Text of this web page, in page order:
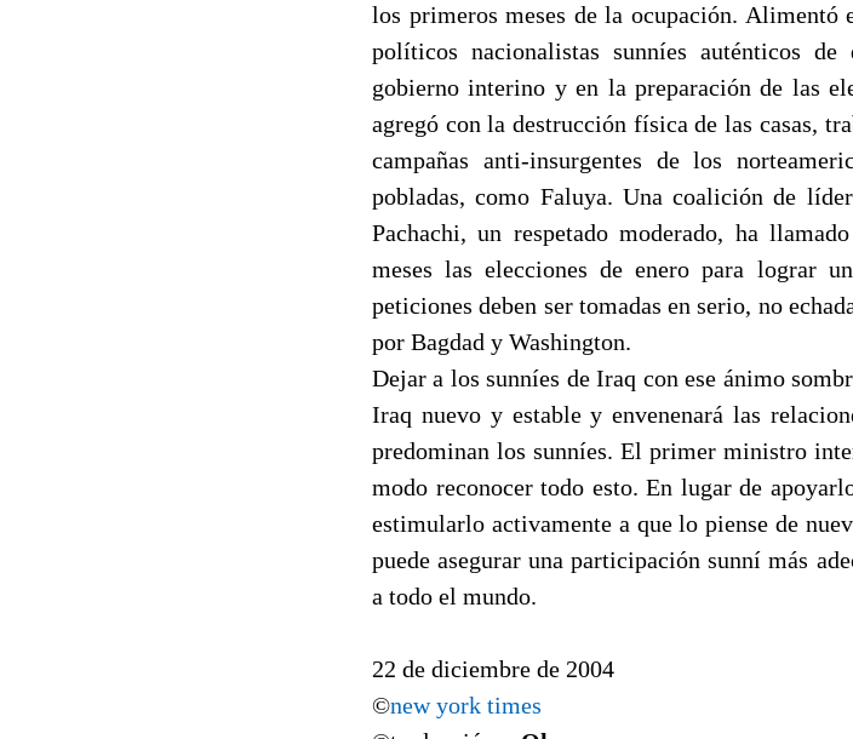
los primeros meses de la ocupación. Alimentó
políticos nacionalistas sunníes auténticos
gobierno interino y en la preparación de las
agregó con la destrucción física de las casas,
campañas anti-insurgentes de los
pobladas, como Faluya. Una coalición de
Pachachi, un respetado moderado, ha
meses las elecciones de enero para lograr
peticiones deben ser tomadas en serio, no
por Bagdad y Washington.
Dejar a los sunníes de Iraq con ese ánimo
Iraq nuevo y estable y envenenará las
predominan los sunníes. El primer ministro
modo reconocer todo esto. En lugar de
estimularlo activamente a que lo piense de
puede asegurar una participación sunní más
a todo el mundo.
22 de diciembre de 2004
©new york times